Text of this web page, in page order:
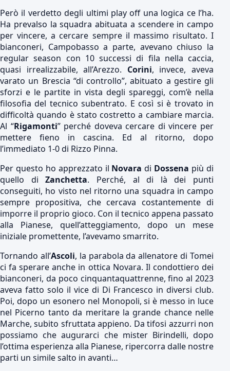
Però il verdetto degli ultimi play off una logica ce l’ha.
Ha prevalso la squadra abituata a scendere in campo
per vincere, a cercare sempre il massimo risultato. I
bianconeri, Campobasso a parte, avevano chiuso la
regular season con 10 successi di fila nella caccia,
quasi irrealizzabile, all’Arezzo. Corini, invece, aveva
varato un Brescia “di controllo”, abituato a gestire gli
sforzi e le partite in vista degli spareggi, com’è nella
filosofia del tecnico subentrato. E così si è trovato in
difficoltà quando è stato costretto a cambiare marcia.
Al “Rigamonti” perché doveva cercare di vincere per
mettere fieno in cascina. Ed al ritorno, dopo
l’immediato 1-0 di Rizzo Pinna.
Per questo ho apprezzato il Novara di Dossena più di
quello diZanchetta. Perché, al di là dei punti
conseguiti, ho visto nel ritorno una squadra in campo
sempre propositiva, che cercava costantemente di
imporre il proprio gioco. Con il tecnico appena passato
alla Pianese, quell’atteggiamento, dopo un mese
iniziale promettente, l’avevamo smarrito.
Tornando all’Ascoli, la parabola da allenatore di Tomei
ci fa sperare anche in ottica Novara. Il condottiero dei
bianconeri, da poco cinquantaquattrenne, fino al 2023
aveva fatto solo il vice di Di Francesco in diversi club.
Poi, dopo un esonero nel Monopoli, si è messo in luce
nel Picerno tanto da meritare la grande chance nelle
Marche, subito sfruttata appieno. Da tifosi azzurri non
possiamo che augurarci che mister Birindelli, dopo
l’ottima esperienza alla Pianese, ripercorra dalle nostre
parti un simile salto in avanti…